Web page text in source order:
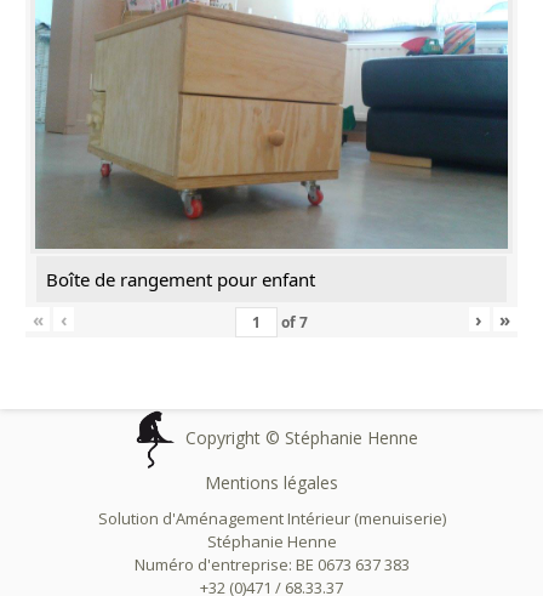
Boîte de rangement pour enfant
«
‹ of7 › »
Copyright © Stéphanie Henne
Mentions légales
Solution d'Aménagement Intérieur (menuiserie)
Stéphanie Henne
Numéro d'entreprise: BE 0673 637 383
+32 (0)471 / 68.33.37